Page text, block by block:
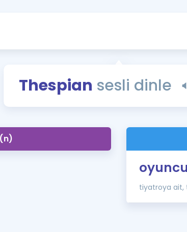
Thespian sesli dinle
tiyatroya ait,